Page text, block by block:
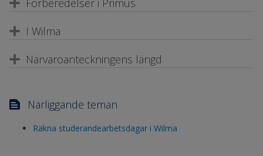
I Wilma
Närvaroanteckningens längd
Närliggande teman
Räkna studerandearbetsdagar i Wilma